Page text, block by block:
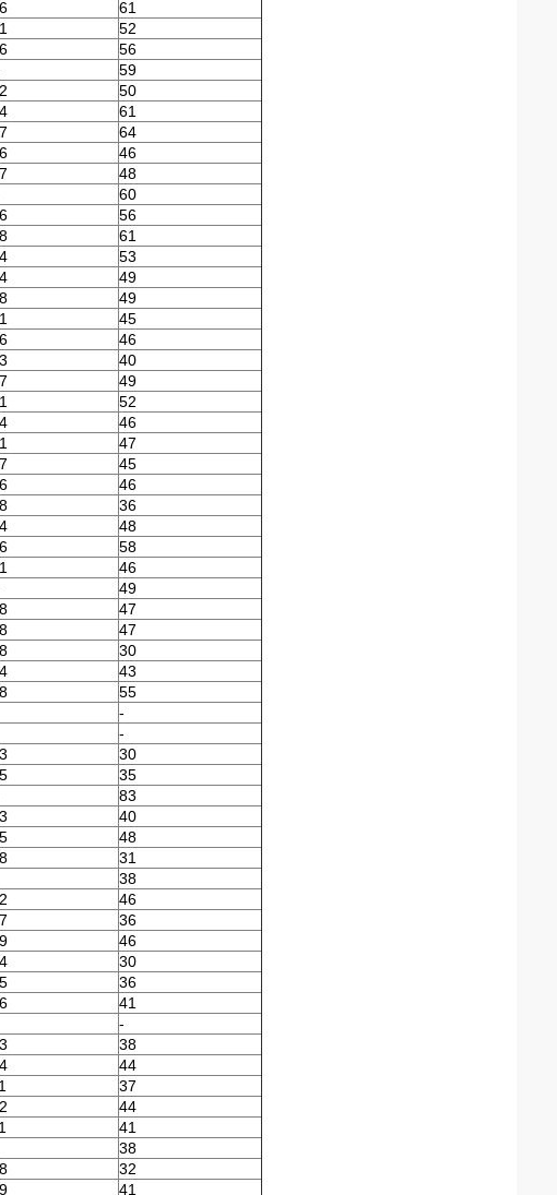
61
52
56
59
50
61
64
46
48
60
56
61
53
49
49
45
46
40
49
52
46
47
45
46
36
48
58
46
49
47
47
30
43
55
-
-
30
35
83
40
48
31
38
46
36
46
30
36
41
-
38
44
37
44
41
38
32
41